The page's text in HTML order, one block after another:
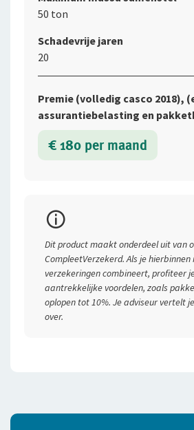
50 ton
Schadevrije jaren
20
Premie (volledig casco 2018),
assurantiebelasting en
€ 180 per maand
Premievoorbeeld
Soort vrachtauto
Nieuwwaarde auto
Maximum massa samenstel
Dit product maakt onderdeel uit van
CompleetVerzekerd. Als je
verzekeringen combineert, profiteer
aantrekkelijke voordelen, zoals
oplopen tot 10%. Je adviseur vertelt
over.